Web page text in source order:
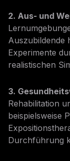
2. Aus- und
Auszubildende
Experimente
realistischen
3.
Rehabilitation
beispielsweise
Durchführung